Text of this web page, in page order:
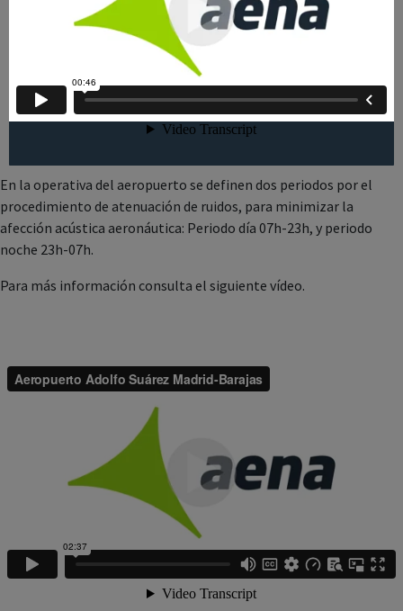
y/o con acción de frenado inferior a buena,
techo de nubes inferior a 500 ft sobre elevación del
visibilidad inferior a 1.9 km (1 NM),
cizalladura notificada o pronosticada o tormentas en la
aproximación o en la salida,
En la operativa del aeropuerto se definen dos periodos por el
procedimiento de atenuación de ruidos, para minimizar la
afección acústica aeronáutica: Periodo día 07h-23h, y periodo
noche 23h-07h.
Para más información consulta el siguiente vídeo.